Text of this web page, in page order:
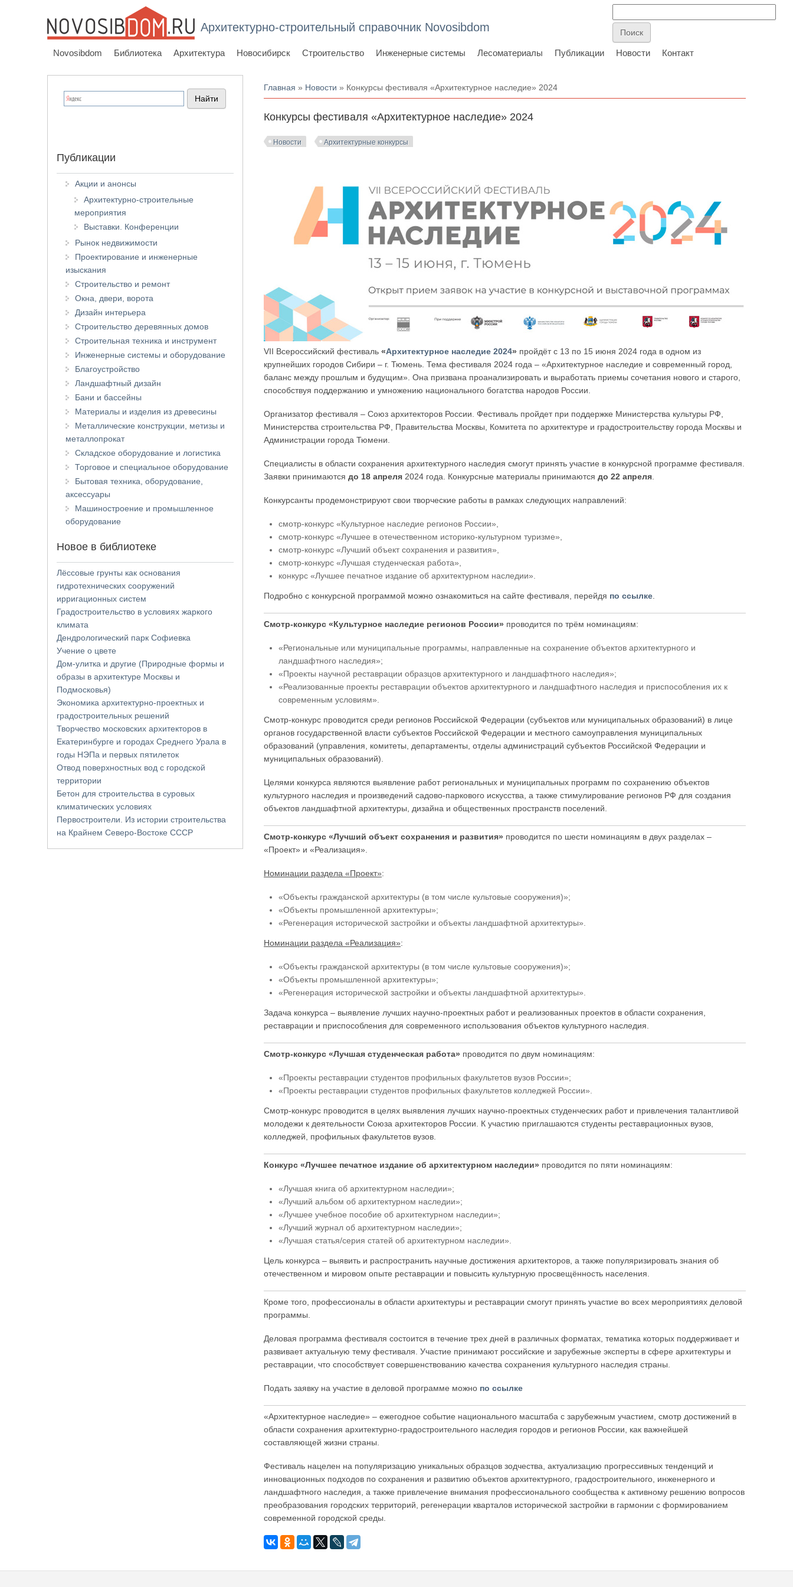
Архитектурно-строительный справочник Novosibdom
Novosibdom Библиотека Архитектура Новосибирск Строительство Инженерные системы Лесоматериалы Публикации Новости Контакт
Вы здесь
Главная » Новости » Конкурсы фестиваля «Архитектурное наследие» 2024
Конкурсы фестиваля «Архитектурное наследие» 2024
Новости Архитектурные конкурсы
VII Всероссийский фестиваль «Архитектурное наследие 2024» пройдёт с 13 по 15 июня 2024 года в одном из
крупнейших городов Сибири – г. Тюмень. Тема фестиваля 2024 года – «Архитектурное наследие и современный город,
баланс между прошлым и будущим». Она призвана проанализировать и выработать приемы сочетания нового и старого,
способствуя поддержанию и умножению национального богатства народов России.
Организатор фестиваля – Союз архитекторов России. Фестиваль пройдет при поддержке Министерства культуры РФ,
Министерства строительства РФ, Правительства Москвы, Комитета по архитектуре и градостроительству города Москвы и
Администрации города Тюмени.
Специалисты в области сохранения архитектурного наследия смогут принять участие в конкурсной программе фестиваля.
Заявки принимаютсядо 18 апреля 2024 года. Конкурсные материалы принимаютсядо 22 апреля
Конкурсанты продемонстрируют свои творческие работы в рамках следующих направлений:
смотр-конкурс «Культурное наследие регионов России»,
смотр-конкурс «Лучшее в отечественном историко-культурном туризме»,
смотр-конкурс «Лучший объект сохранения и развития»,
смотр-конкурс «Лучшая студенческая работа»,
конкурс «Лучшее печатное издание об архитектурном наследии».
Подробно с конкурсной программой можно ознакомиться на сайте фестиваля, перейдя по ссылке
Смотр-конкурс «Культурное наследие регионов России» проводится по трём номинациям:
«Региональные или муниципальные программы, направленные на сохранение объектов архитектурного и
ландшафтного наследия»;
«Проекты научной реставрации образцов архитектурного и ландшафтного наследия»;
«Реализованные проекты реставрации объектов архитектурного и ландшафтного наследия и приспособления их к
современным условиям».
Смотр-конкурс проводится среди регионов Российской Федерации (субъектов или муниципальных образований) в лице
органов государственной власти субъектов Российской Федерации и местного самоуправления муниципальных
образований (управления, комитеты, департаменты, отделы администраций субъектов Российской Федерации и
муниципальных образований).
Целями конкурса являются выявление работ региональных и муниципальных программ по сохранению объектов
культурного наследия и произведений садово-паркового искусства, а также стимулирование регионов РФ для создания
объектов ландшафтной архитектуры, дизайна и общественных пространств поселений.
Смотр-конкурс «Лучший объект сохранения и развития» проводится по шести номинациям в двух разделах –
«Проект» и «Реализация».
Номинации раздела «Проект»:
«Объекты гражданской архитектуры (в том числе культовые сооружения)»;
«Объекты промышленной архитектуры»;
«Регенерация исторической застройки и объекты ландшафтной архитектуры».
Номинации раздела «Реализация»:
«Объекты гражданской архитектуры (в том числе культовые сооружения)»;
«Объекты промышленной архитектуры»;
«Регенерация исторической застройки и объекты ландшафтной архитектуры».
Задача конкурса – выявление лучших научно-проектных работ и реализованных проектов в области сохранения,
реставрации и приспособления для современного использования объектов культурного наследия.
Смотр-конкурс «Лучшая студенческая работа» проводится по двум номинациям:
«Проекты реставрации студентов профильных факультетов вузов России»;
«Проекты реставрации студентов профильных факультетов колледжей России».
Смотр-конкурс проводится в целях выявления лучших научно-проектных студенческих работ и привлечения талантливой
молодежи к деятельности Союза архитекторов России. К участию приглашаются студенты реставрационных вузов,
колледжей, профильных факультетов вузов.
Конкурс «Лучшее печатное издание об архитектурном наследии» проводится по пяти номинациям:
«Лучшая книга об архитектурном наследии»;
«Лучший альбом об архитектурном наследии»;
«Лучшее учебное пособие об архитектурном наследии»;
«Лучший журнал об архитектурном наследии»;
«Лучшая статья/серия статей об архитектурном наследии».
Цель конкурса – выявить и распространить научные достижения архитекторов, а также популяризировать знания об
отечественном и мировом опыте реставрации и повысить культурную просвещённость населения.
Кроме того, профессионалы в области архитектуры и реставрации смогут принять участие во всех мероприятиях деловой
программы.
Деловая программа фестиваля состоится в течение трех дней в различных форматах, тематика которых поддерживает и
развивает актуальную тему фестиваля. Участие принимают российские и зарубежные эксперты в сфере архитектуры и
реставрации, что способствует совершенствованию качества сохранения культурного наследия страны.
Подать заявку на участие в деловой программе можно по ссылке
«Архитектурное наследие» – ежегодное событие национального масштаба с зарубежным участием, смотр достижений в
области сохранения архитектурно-градостроительного наследия городов и регионов России, как важнейшей
составляющей жизни страны.
Фестиваль нацелен на популяризацию уникальных образцов зодчества, актуализацию прогрессивных тенденций и
инновационных подходов по сохранения и развитию объектов архитектурного, градостроительного, инженерного и
ландшафтного наследия, а также привлечение внимания профессионального сообщества к активному решению вопросов
преобразования городских территорий, регенерации кварталов исторической застройки в гармонии с формированием
современной городской среды.
Публикации
Акции и анонсы
Архитектурно-строительные
мероприятия
Выставки. Конференции
Рынок недвижимости
Проектирование и инженерные
изыскания
Строительство и ремонт
Окна, двери, ворота
Дизайн интерьера
Строительство деревянных домов
Строительная техника и инструмент
Инженерные системы и оборудование
Благоустройство
Ландшафтный дизайн
Бани и бассейны
Материалы и изделия из древесины
Металлические конструкции, метизы и
металлопрокат
Складское оборудование и логистика
Торговое и специальное оборудование
Бытовая техника, оборудование,
аксессуары
Машиностроение и промышленное
оборудование
Новое в библиотеке
Лёссовые грунты как основания
гидротехнических сооружений
ирригационных систем
Градостроительство в условиях жаркого
климата
Дендрологический парк Софиевка
Учение о цвете
Дом-улитка и другие (Природные формы и
образы в архитектуре Москвы и
Подмосковья)
Экономика архитектурно-проектных и
градостроительных решений
Творчество московских архитекторов в
Екатеринбурге и городах Среднего Урала в
годы НЭПа и первых пятилеток
Отвод поверхностных вод с городской
территории
Бетон для строительства в суровых
климатических условиях
Первостроители. Из истории строительства
на Крайнем Северо-Востоке СССР